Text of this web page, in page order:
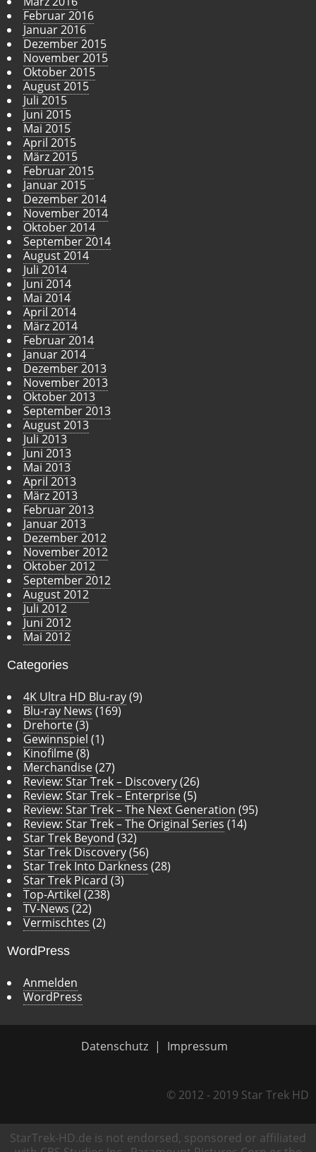
Februar 2016
Januar 2016
Dezember 2015
November 2015
Oktober 2015
August 2015
Juli 2015
Juni 2015
Mai 2015
April 2015
März 2015
Februar 2015
Januar 2015
Dezember 2014
November 2014
Oktober 2014
September 2014
August 2014
Juli 2014
Juni 2014
Mai 2014
April 2014
März 2014
Februar 2014
Januar 2014
Dezember 2013
November 2013
Oktober 2013
September 2013
August 2013
Juli 2013
Juni 2013
Mai 2013
April 2013
März 2013
Februar 2013
Januar 2013
Dezember 2012
November 2012
Oktober 2012
September 2012
August 2012
Juli 2012
Juni 2012
Mai 2012
Categories
4K Ultra HD Blu-ray(9)
Blu-ray News (169)
Drehorte(3)
Gewinnspiel (1)
Kinofilme(8)
Merchandise(27)
Review: Star Trek – Discovery(26)
Review: Star Trek – Enterprise(5)
Review: Star Trek – The Next Generation (95)
Review: Star Trek – The Original Series (14)
Star Trek Beyond (32)
Star Trek Discovery(56)
Star Trek Into Darkness (28)
Star Trek Picard (3)
Top-Artikel (238)
TV-News (22)
Vermischtes (2)
WordPress
Anmelden
WordPress
Datenschutz Impressum
© 2012 - 2019 Star Trek HD
StarTrek-HD.de is not endorsed, sponsored or affiliated